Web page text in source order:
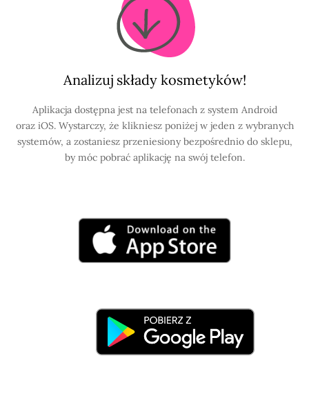
Analizuj składy kosmetyków!
Aplikacja dostępna jest na telefonach z system Android
oraz iOS. Wystarczy, że klikniesz poniżej w jeden z wybranych
systemów, a zostaniesz przeniesiony bezpośrednio do sklepu,
by móc pobrać aplikację na swój telefon.